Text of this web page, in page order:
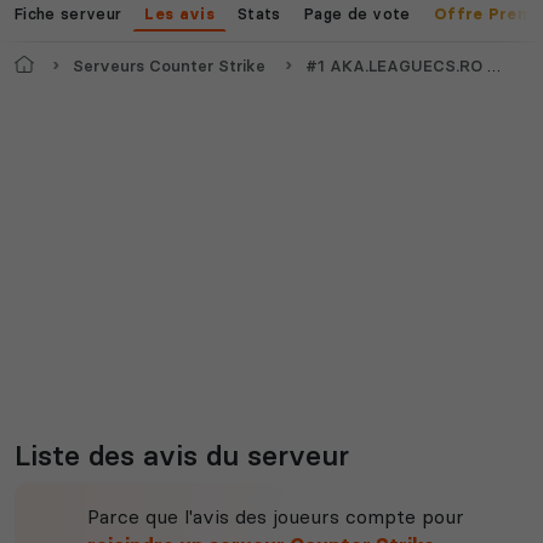
Voir tous les
Fiche serveur Les avis Stats Page de vote Offre
AccueilServeurs Counter Strike #1 AKA.LEAGUECS.RO # VIP GOLD # AKACS.RO
Liste des avis du serveur
Parce que l'avis des joueurs compte pour